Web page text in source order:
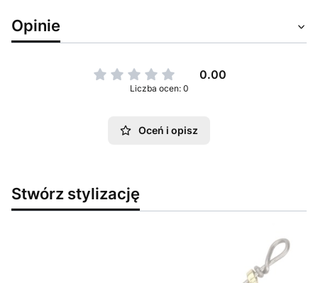
Opinie
0.00
Liczba ocen: 0
Oceń i opisz
Stwórz stylizację